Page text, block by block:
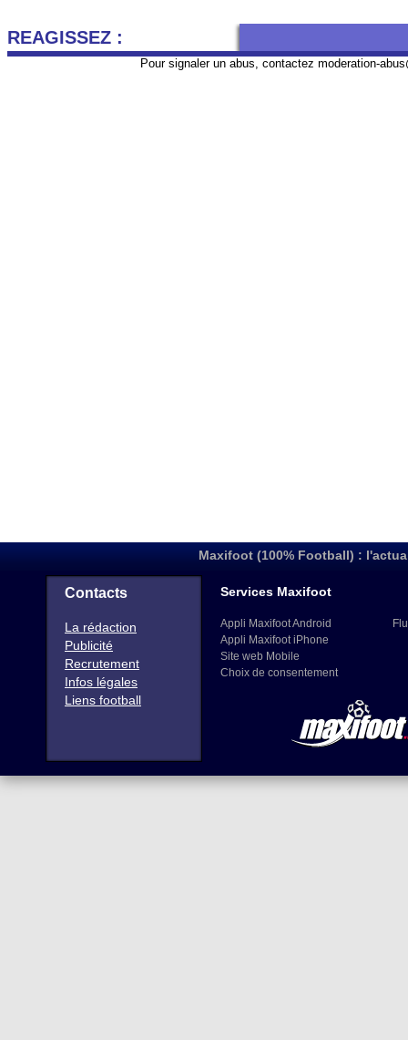
REAGISSEZ :
Pour signaler un abus, contactez moderation-
Maxifoot (100% Football) :
Contacts
La rédaction
Publicité
Recrutement
Infos légales
Liens football
Services Maxifoot
Appli Maxifoot Android
Appli Maxifoot iPhone
Site web Mobile
Choix de consentement